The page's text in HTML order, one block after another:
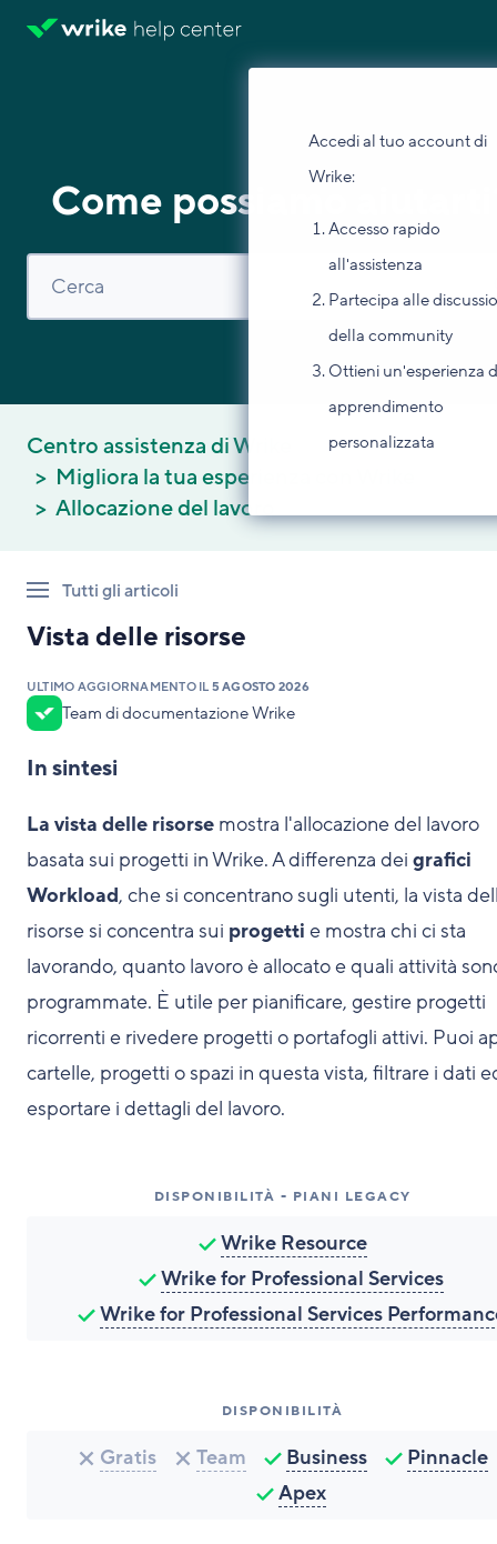
Accedi al tuo account di
Wrike:
Accesso rapido
all'assistenza
Partecipa alle
della community
Ottieni un'esperienza
apprendimento
personalizzata
Come possiamo
Centro assistenza di Wrike
Migliora la tua esperienza con Wrike
Allocazione del lavoro
Tutti gli articoli
Vista delle risorse
ULTIMO AGGIORNAMENTO IL 5 AGOSTO 2026
Team di documentazione Wrike
In sintesi
La vista delle risorse mostra l'allocazione del lavoro
basata sui progetti in Wrike. A differenza dei grafici
Workload, che si concentrano sugli utenti, la vista
risorse si concentra sui progetti e mostra chi ci sta
lavorando, quanto lavoro è allocato e quali attività
programmate. È utile per pianificare, gestire progetti
ricorrenti e rivedere progetti o portafogli attivi. Puoi
cartelle, progetti o spazi in questa vista, filtrare i dati
esportare i dettagli del lavoro.
DISPONIBILITÀ - PIANI LEGACY
Wrike Resource
Wrike for Professional Services
Wrike for Professional Services
DISPONIBILITÀ
Gratis Team Business
Pinnacle
Apex